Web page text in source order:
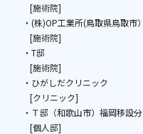
[施術院]
・(株)OP工業所(鳥取県鳥取市）
[施術院]
・T邸
[施術院]
・ひがしだクリニック
[クリニック]
・Ｔ邸（和歌山市）福岡移設分
[個人邸]